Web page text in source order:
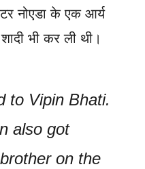
नोएडा के एक आर्य
भी कर ली थी।
to Vipin Bhati.
also got
on the